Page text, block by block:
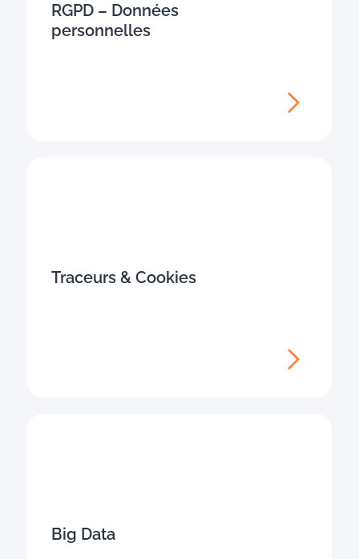
RGPD – Données
personnelles
Traceurs & Cookies
Big Data